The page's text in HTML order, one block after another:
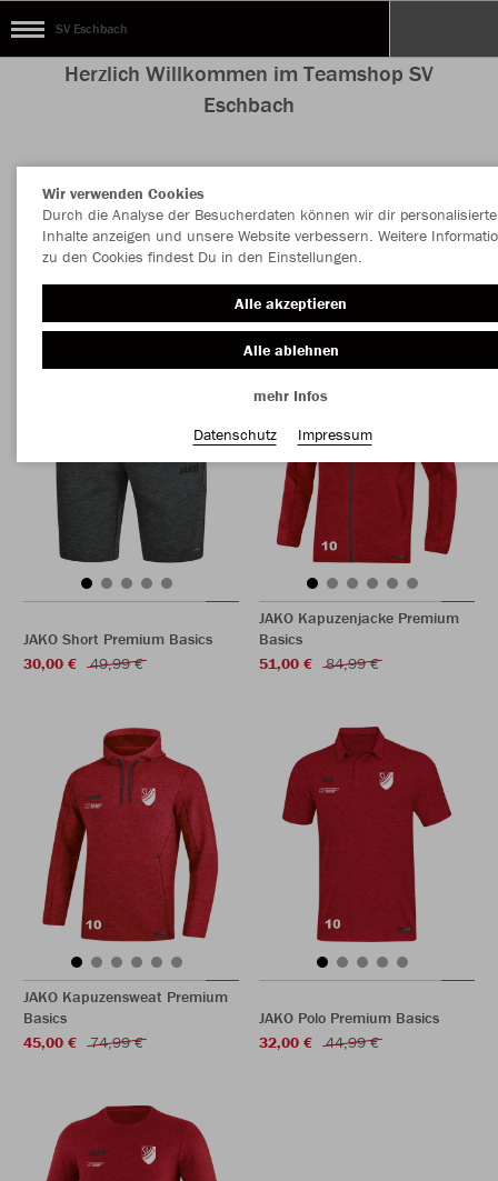
SV Eschbach
Herzlich Willkommen im Teamshop SV
Eschbach
Farbe
JAKO Short Premium Basics
30,00 €
49,99 €
JAKO Kapuzenjacke Premium
Basics
51,00 €
84,99 €
JAKO Kapuzensweat Premium
Basics
45,00 €
74,99 €
JAKO Polo Premium Basics
32,00 €
44,99 €
Wir verwenden Cookies
Durch die Analyse der Besucherdaten können wir dir personalisierte
Inhalte anzeigen und unsere Website verbessern. Weitere
zu den Cookies findest Du in den Einstellungen.
Alle akzeptieren
Alle ablehnen
mehr Infos
Datenschutz
Impressum